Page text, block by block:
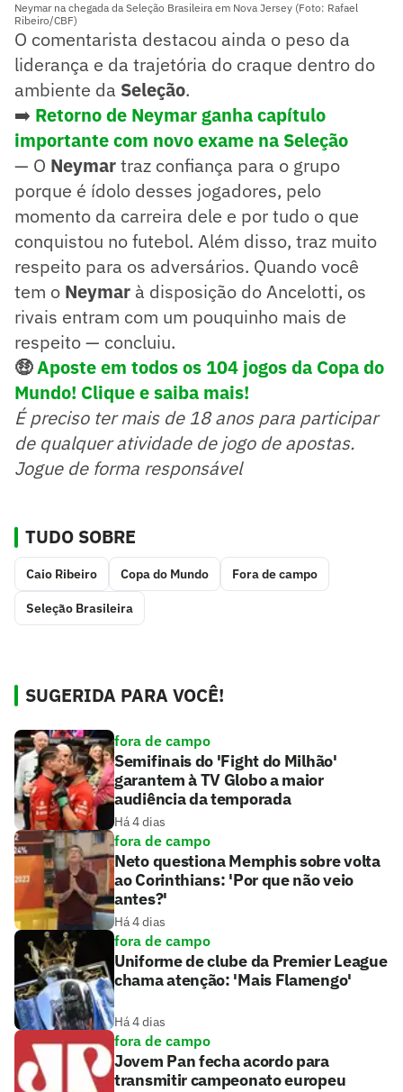
Neymar na chegada da Seleção Brasileira em Nova Jersey (Foto: Rafael
Ribeiro/CBF)
O comentarista destacou ainda o peso da
liderança e da trajetória do craque dentro do
ambiente da Seleção.
➡️ Retorno de Neymar ganha capítulo
importante com novo exame na Seleção
— O Neymartraz confiança para o grupo
porque é ídolo desses jogadores, pelo
momento da carreira dele e por tudo o que
conquistou no futebol. Além disso, traz muito
respeito para os adversários. Quando você
tem o Neymar à disposição do Ancelotti, os
rivais entram com um pouquinho mais de
respeito — concluiu.
🤑Aposte em todos os 104 jogos da Copa do
Mundo! Clique e saiba mais!
É preciso ter mais de 18 anos para participar
de qualquer atividade de jogo de apostas.
Jogue de forma responsável
TUDO SOBRE
Caio Ribeiro Copa do Mundo Fora de campo
Seleção Brasileira
SUGERIDA PARA VOCÊ!
fora de campo
Semifinais do 'Fight do Milhão'
garantem à TV Globo a maior
audiência da temporada
Há 4 dias
fora de campo
Neto questiona Memphis sobre volta
ao Corinthians: 'Por que não veio
antes?'
Há 4 dias
fora de campo
Uniforme de clube da Premier League
chama atenção: 'Mais Flamengo'
Há 4 dias
fora de campo
Jovem Pan fecha acordo para
transmitir campeonato europeu